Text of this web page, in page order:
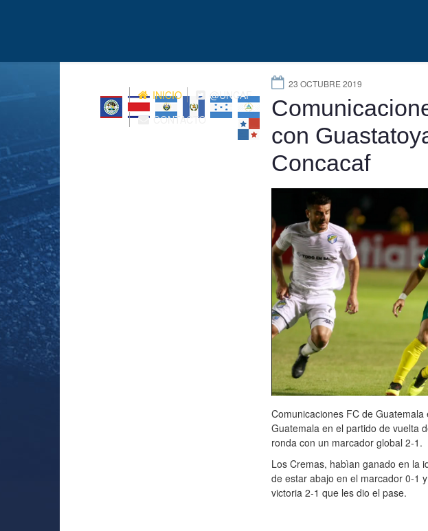
INICIO
@UNCAF
CONTACTO
23 OCTUBRE 2019
con
Concacaf
Comunicaciones FC de
Guatemala en el partido de vuelta
ronda con un marcador global 2-1.
Los Cremas, habìan ganado en la
de estar abajo en el marcador 0-1
victoria 2-1 que les dio el pase.